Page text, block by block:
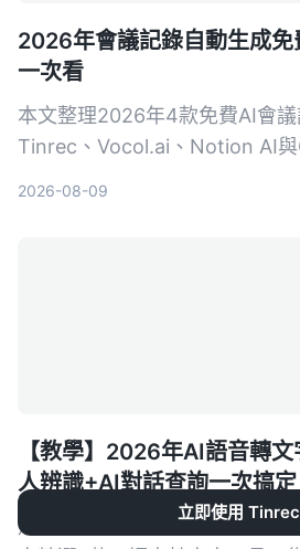
2026年會議記錄自動生成
一次看
本文整理2026年4款免費AI會議
Tinrec、Vocol.ai、Notion AI
2026-08-09
【教學】2026年AI語音轉
人辨識+AI對話查詢一次搞定
還在煩惱會議錄音、課程音檔
立即使用 Tinrec